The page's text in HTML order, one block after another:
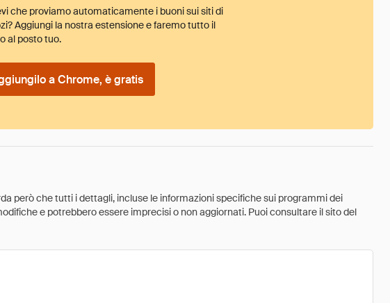
che proviamo automaticamente i buoni sui siti di
Aggiungi la nostra estensione e faremo tutto il
al posto tuo.
a Chrome, è gratis
però che tutti i dettagli, incluse le informazioni specifiche sui programmi dei
e potrebbero essere imprecisi o non aggiornati. Puoi consultare il sito del